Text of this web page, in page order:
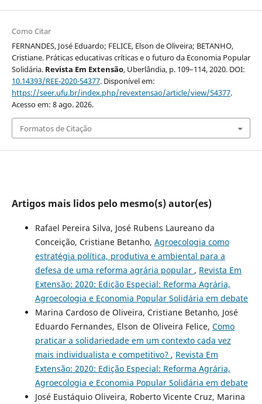
Como Citar
FERNANDES, José Eduardo; FELICE, Elson de Oliveira; BETANHO,
Cristiane. Práticas educativas críticas e o futuro da Economia Popular
Solidária. Revista Em Extensão, Uberlândia, p. 109–114, 2020. DOI:
10.14393/REE-2020-54377. Disponível em:
https://seer.ufu.br/index.php/revextensao/article/view/54377.
Acesso em: 8 ago. 2026.
Formatos de Citação
Artigos mais lidos pelo mesmo(s) autor(es)
Rafael Pereira Silva, José Rubens Laureano da
Conceição, Cristiane Betanho, Agroecologia como
estratégia política, produtiva e ambiental para a
defesa de uma reforma agrária popular , Revista Em
Extensão: 2020: Edição Especial: Reforma Agrária,
Agroecologia e Economia Popular Solidária em debate
Marina Cardoso de Oliveira, Cristiane Betanho, José
Eduardo Fernandes, Elson de Oliveira Felice, Como
praticar a solidariedade em um contexto cada vez
mais individualista e competitivo? , Revista Em
Extensão: 2020: Edição Especial: Reforma Agrária,
Agroecologia e Economia Popular Solidária em debate
José Eustáquio Oliveira, Roberto Vicente Cruz, Marina